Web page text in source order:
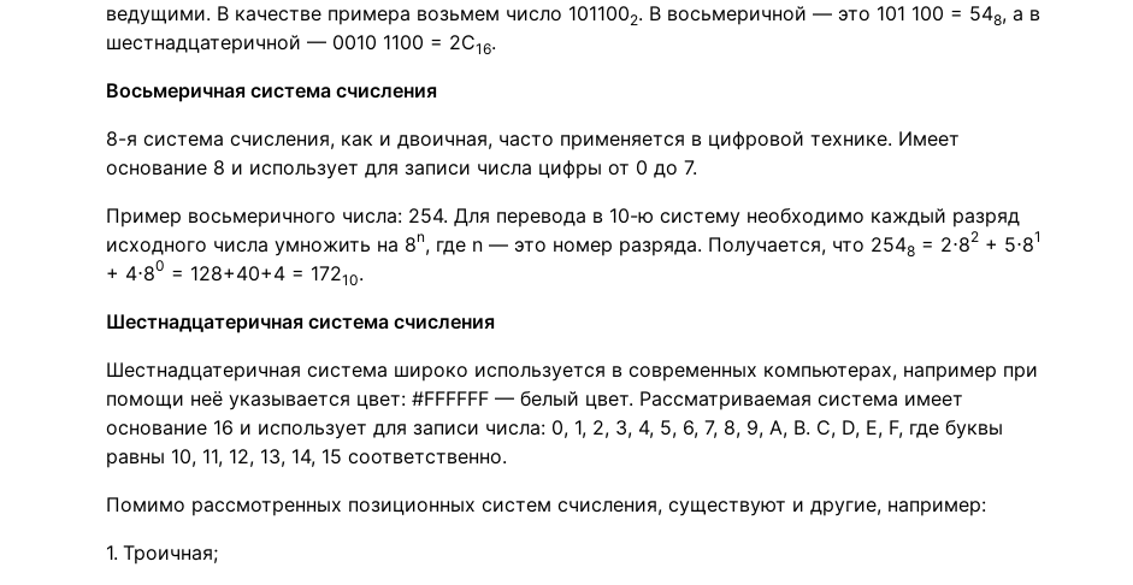
ведущими. В качестве примера возьмем число 1011002. В восьмеричной — это 101 100 = 548, а в
шестнадцатеричной — 0010 1100 = 2С16.
Восьмеричная система счисления
8-я система счисления, как и двоичная, часто применяется в цифровой технике. Имеет
основание 8 и использует для записи числа цифры от 0 до 7.
Пример восьмеричного числа: 254. Для перевода в 10-ю систему необходимо каждый разряд
исходного числа умножить на 8n, где n — это номер разряда. Получается, что 2548 = 2⋅82 + 5⋅81
+ 4⋅80 = 128+40+4 = 17210.
Шестнадцатеричная система счисления
Шестнадцатеричная система широко используется в современных компьютерах, например при
помощи неё указывается цвет: #FFFFFF — белый цвет. Рассматриваемая система имеет
основание 16 и использует для записи числа: 0, 1, 2, 3, 4, 5, 6, 7, 8, 9, A, B. C, D, E, F, где буквы
равны 10, 11, 12, 13, 14, 15 соответственно.
Помимо рассмотренных позиционных систем счисления, существуют и другие, например:
Троичная;